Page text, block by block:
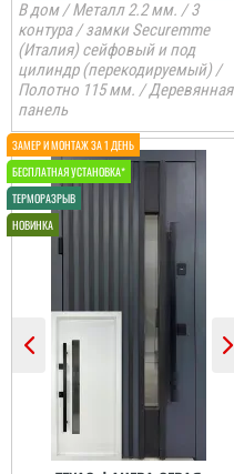
Класний дизайн,надійне
дерев'яне покриття,
хороші замки і метал,
гарно утеплені, дякую за
допомогу у виборі
надійно....
В дом / Металл 2.2 мм. / 3
контура / замки Securemme
(Италия) сейфовый и под
цилиндр (перекодируемый) /
Полотно 115 мм. / Деревянная
панель